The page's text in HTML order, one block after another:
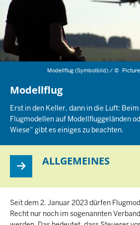
Modellflug (Symbolbild) /©
Modellflug
Erst in den Keller, dann in die Luft:
Flugmodellen auf Modellfluggeländen
Wiese“ gibt es einiges zu beachten.
ALLGEMEINES
Seit dem 2. Januar 2023 dürfen
Recht nur noch im sogenannten